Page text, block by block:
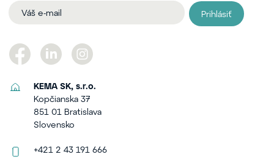
Prihlásiť
KEMA SK, s.r.o.
Kopčianska 37
851 01 Bratislava
Slovensko
+421 2 43 191 666